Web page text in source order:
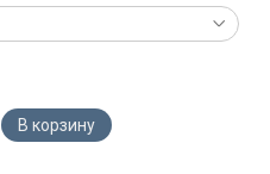
В корзину